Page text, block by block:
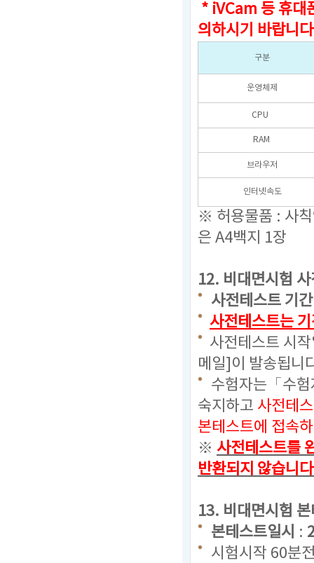
* iVCam 등 휴대
의하시기 바랍니
구분
운영체제
CPU
RAM
브라우저
인터넷속도
※ 허용물품 : 사칙
은 A4백지 1장
12. 비대면시험
사전테스트 기
사전테스트는
사전테스트 시
메일]이 발송됩니
수험자는「수
숙지하고 사전테
본테스트에 접속
※ 사전테스트를
반환되지 않습니
13. 비대면시험
본테스트일시 :
시험시작 60분